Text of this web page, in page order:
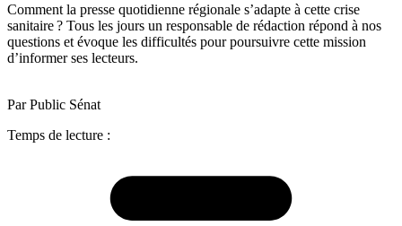
Comment la presse quotidienne régionale s’adapte à cette crise
sanitaire ? Tous les jours un responsable de rédaction répond à nos
questions et évoque les difficultés pour poursuivre cette mission
d’informer ses lecteurs.
Par Public Sénat
Temps de lecture :